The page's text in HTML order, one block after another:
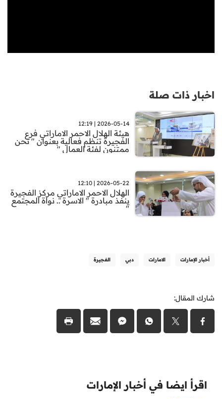
اخبار ذات صلة
2026-05-14 | 12:19
هيئة الهلال الاحمر الاماراتي فرع
الفجيرة تنظم فعالية بعنوان " نحن
ممتنون لفئة العمال "
2026-05-22 | 12:10
الهلال الاحمر الاماراتي مركز الفجيرة
ينفذ مبادرة " الاسرة .. نواة المجتمع
"
أخبار الإمارات الامارات دبي الفجيرة
شارك المقال:
اقرأ ايضا في أخبار الإمارات